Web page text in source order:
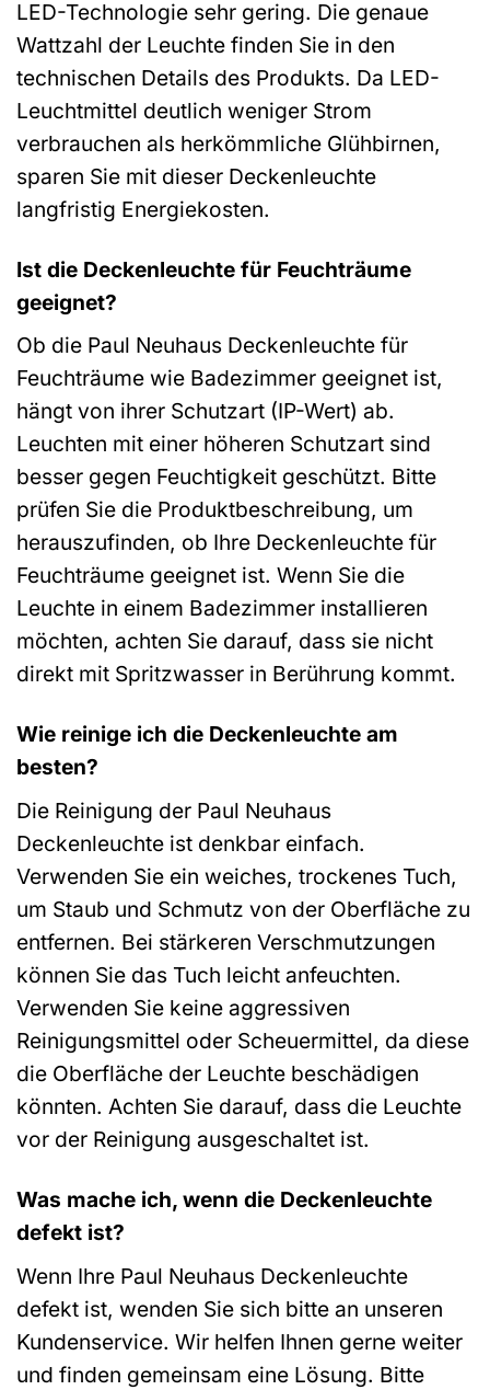
LED-Technologie sehr gering. Die genaue
Wattzahl der Leuchte finden Sie in den
technischen Details des Produkts. Da LED-
Leuchtmittel deutlich weniger Strom
verbrauchen als herkömmliche Glühbirnen,
sparen Sie mit dieser Deckenleuchte
langfristig Energiekosten.
Ist die Deckenleuchte für Feuchträume
geeignet?
Ob die Paul Neuhaus Deckenleuchte für
Feuchträume wie Badezimmer geeignet ist,
hängt von ihrer Schutzart (IP-Wert) ab.
Leuchten mit einer höheren Schutzart sind
besser gegen Feuchtigkeit geschützt. Bitte
prüfen Sie die Produktbeschreibung, um
herauszufinden, ob Ihre Deckenleuchte für
Feuchträume geeignet ist. Wenn Sie die
Leuchte in einem Badezimmer installieren
möchten, achten Sie darauf, dass sie nicht
direkt mit Spritzwasser in Berührung kommt.
Wie reinige ich die Deckenleuchte am
besten?
Die Reinigung der Paul Neuhaus
Deckenleuchte ist denkbar einfach.
Verwenden Sie ein weiches, trockenes Tuch,
um Staub und Schmutz von der Oberfläche zu
entfernen. Bei stärkeren Verschmutzungen
können Sie das Tuch leicht anfeuchten.
Verwenden Sie keine aggressiven
Reinigungsmittel oder Scheuermittel, da diese
die Oberfläche der Leuchte beschädigen
könnten. Achten Sie darauf, dass die Leuchte
vor der Reinigung ausgeschaltet ist.
Was mache ich, wenn die Deckenleuchte
defekt ist?
Wenn Ihre Paul Neuhaus Deckenleuchte
defekt ist, wenden Sie sich bitte an unseren
Kundenservice. Wir helfen Ihnen gerne weiter
und finden gemeinsam eine Lösung. Bitte